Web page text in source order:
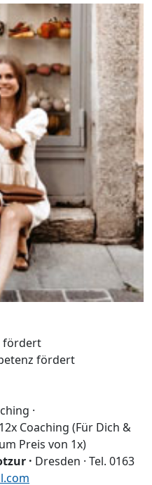
fördert
fördert
·
Coaching (Für Dich &
Preis von 1x)
· Dresden · Tel. 0163